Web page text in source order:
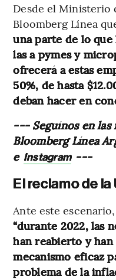
Desde el Ministerio
Bloomberg Línea
una parte de lo
las a pymes y
ofrecerá a estas
50%, de hasta
deban hacer en
--- Seguínos en las
Bloomberg Línea
e Instagram ---
El reclamo de la
Ante este escenario,
“durante 2022, las
han reabierto y
mecanismo eficaz
problema de la